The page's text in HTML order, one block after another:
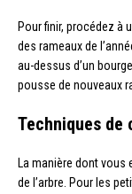
Pour finir, procédez à
des rameaux de
au-dessus d’un
pousse de nouveaux
Techniques de
La manière dont
de l’arbre. Pour les